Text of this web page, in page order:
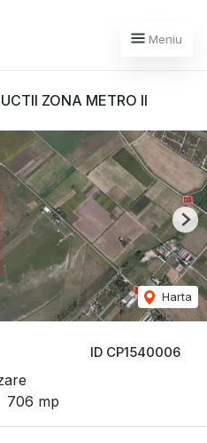
Meniu
ZONA METRO II
ID CP1540006
706 mp
Harta